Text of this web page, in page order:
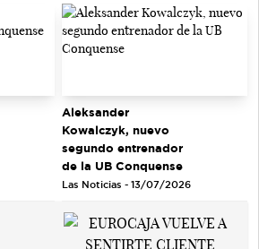
Aleksander
Kowalczyk, nuevo
segundo entrenador
de la UB Conquense
Las Noticias - 13/07/2026